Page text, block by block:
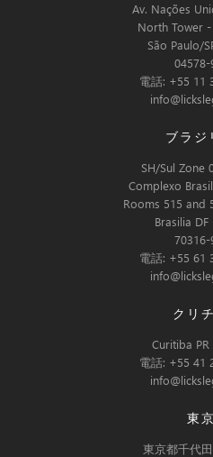
Av. Nações
North Tower
São Paulo/
04578-
電話: +55 11
ブラジ
SH/Sul Zone
Complexo Brasil
Rooms 515 and
Brasilia DF
70316-
電話: +55 61
クリ
Curitiba PR
電話: +55 41
東京
東京都千代